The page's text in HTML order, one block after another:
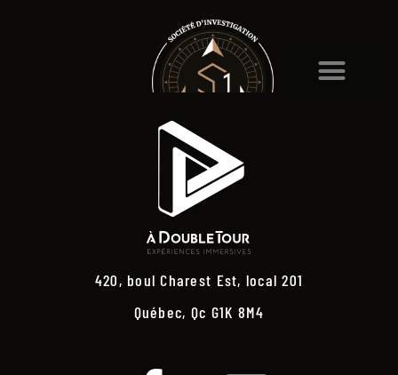
420, boul Charest Est, local 201
Québec, Qc G1K 8M4